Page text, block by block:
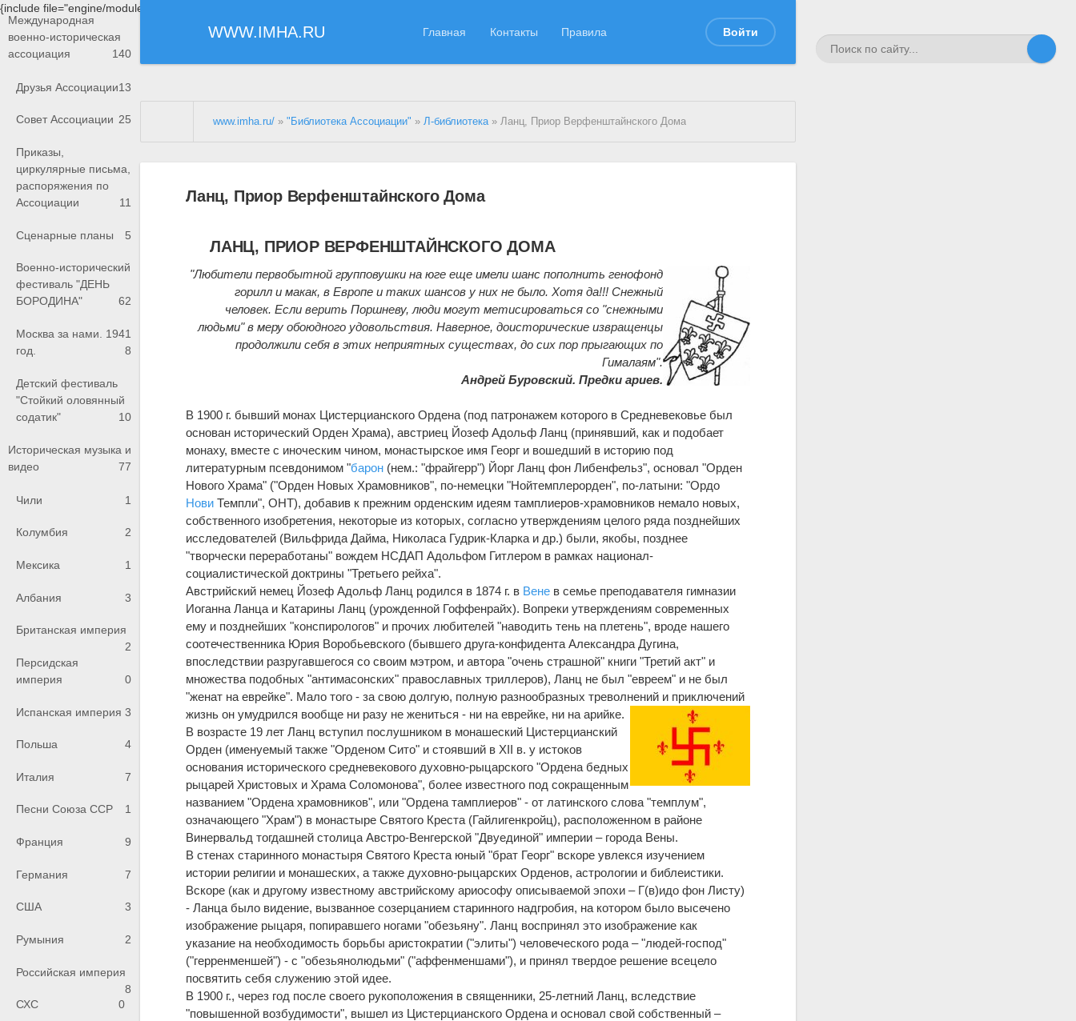
{include file="engine/modules/saperu/head.php"}
WWW.IMHA.RU Главная Контакты Правила Войти
Международная
военно-историческая
ассоциация
140
Друзья Ассоциации13
Совет Ассоциации 25
Приказы,
циркулярные письма,
распоряжения по
Ассоциации
11
Сценарные планы 5
Военно-исторический
фестиваль "ДЕНЬ
БОРОДИНА"
62
Москва за нами. 1941
год.
8
Детский фестиваль
"Стойкий оловянный
содатик"
10
Историческая музыка и
видео
77
Чили 1
Колумбия 2
Мексика 1
Албания 3
Британская империя
2
Персидская
империя
0
Испанская империя 3
Польша 4
Италия 7
Песни Союза ССР 1
Франция 9
Германия 7
США 3
Румыния 2
Российская империя
8
СХС
0
www.imha.ru/ »"Библиотека Ассоциации" »Л-библиотека» Ланц, Приор Верфенштайнского Дома
Ланц, Приор Верфенштайнского Дома
ЛАНЦ, ПРИОР ВЕРФЕНШТАЙНСКОГО ДОМА
"Любители первобытной групповушки на юге еще имели шанс пополнить генофонд
горилл и макак, в Европе и таких шансов у них не было. Хотя да!!! Снежный
человек. Если верить Поршневу, люди могут метисироваться со "снежными
людьми" в меру обоюдного удовольствия. Наверное, доисторические извращенцы
продолжили себя в этих неприятных существах, до сих пор прыгающих по
Гималаям".
Андрей Буровский. Предки ариев.
В 1900 г. бывший монах Цистерцианского Ордена (под патронажем которого в Средневековье был
основан исторический Орден Храма), австриец Йозеф Адольф Ланц (принявший, как и подобает
монаху, вместе с иноческим чином, монастырское имя Георг и вошедший в историю под
литературным псевдонимом "барон (нем.: "фрайгерр") Йорг Ланц фон Либенфельз", основал "Орден
Нового Храма" ("Орден Новых Храмовников", по-немецки "Нойтемплерорден", по-латыни: "Ордо
Нови Темпли", ОНТ), добавив к прежним орденским идеям тамплиеров-храмовников немало новых,
собственного изобретения, некоторые из которых, согласно утверждениям целого ряда позднейших
исследователей (Вильфрида Дайма, Николаса Гудрик-Кларка и др.) были, якобы, позднее
"творчески переработаны" вождем НСДАП Адольфом Гитлером в рамках национал-
социалистической доктрины "Третьего рейха".
Австрийский немец Йозеф Адольф Ланц родился в 1874 г. в Вене в семье преподавателя гимназии
Иоганна Ланца и Катарины Ланц (урожденной Гоффенрайх). Вопреки утверждениям современных
ему и позднейших "конспирологов" и прочих любителей "наводить тень на плетень", вроде нашего
соотечественника Юрия Воробьевского (бывшего друга-конфидента Александра Дугина,
впоследствии разругавшегося со своим мэтром, и автора "очень страшной" книги "Третий акт" и
множества подобных "антимасонских" православных триллеров), Ланц не был "евреем" и не был
"женат на еврейке". Мало того - за свою долгую, полную разнообразных треволнений и приключений
жизнь он умудрился вообще ни разу не жениться - ни на еврейке, ни на арийке.
В возрасте 19 лет Ланц вступил послушником в монашеский Цистерцианский
Орден (именуемый также "Орденом Сито" и стоявший в XII в. у истоков
основания исторического средневекового духовно-рыцарского "Ордена бедных
рыцарей Христовых и Храма Соломонова", более известного под сокращенным
названием "Ордена храмовников", или "Ордена тамплиеров" - от латинского слова "темплум",
означающего "Храм") в монастыре Святого Креста (Гайлигенкройц), расположенном в районе
Винервальд тогдашней столица Австро-Венгерской "Двуединой" империи – города Вены.
В стенах старинного монастыря Святого Креста юный "брат Георг" вскоре увлекся изучением
истории религии и монашеских, а также духовно-рыцарских Орденов, астрологии и библеистики.
Вскоре (как и другому известному австрийскому ариософу описываемой эпохи – Г(в)идо фон Листу)
- Ланца было видение, вызванное созерцанием старинного надгробия, на котором было высечено
изображение рыцаря, попиравшего ногами "обезьяну". Ланц воспринял это изображение как
указание на необходимость борьбы аристократии ("элиты") человеческого рода – "людей-господ"
("герренменшей") - с "обезьянолюдьми" ("аффенменшами"), и принял твердое решение всецело
посвятить себя служению этой идее.
В 1900 г., через год после своего рукоположения в священники, 25-летний Ланц, вследствие
"повышенной возбудимости", вышел из Цистерцианского Ордена и основал свой собственный –